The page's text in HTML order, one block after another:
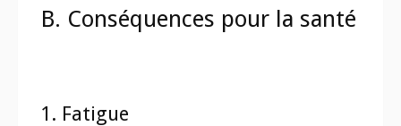
B. Conséquences pour la santé
1. Fatigue